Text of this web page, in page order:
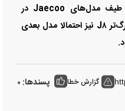
فروش خواهد رسید.گمان می‌رود طیف مدل‌های Jaecoo در
استرالیا توسعه یابد و شاسی بلند بزرگ‌تر J۸ نیز احتمالا مدل بعدی
گزارش خطا پسندها: 0